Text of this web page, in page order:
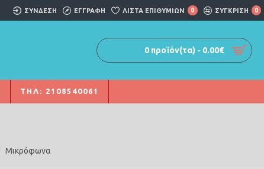
ΣΎΝΔΕΣΗ ΕΓΓΡΑΦΗ ΛΊΣΤΑ ΕΠΙΘΥΜΙΏΝ 0 ΣΥΓΚΡΙΣΗ 0
0 προϊόν(τα) - 0.00€
ΤΗΛ: 2108540061
Μικρόφωνα